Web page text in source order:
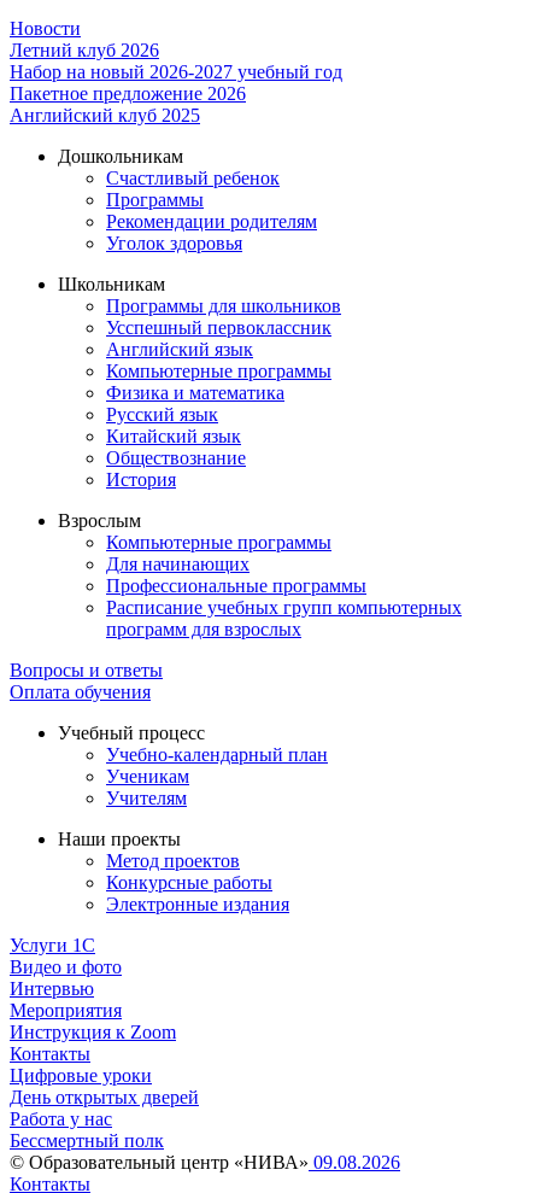
Новости
Летний клуб 2026
Набор на новый 2026-2027 учебный год
Пакетное предложение 2026
Английский клуб 2025
Дошкольникам
Счастливый ребенок
Программы
Рекомендации родителям
Уголок здоровья
Школьникам
Программы для школьников
Усспешный первоклассник
Английский язык
Компьютерные программы
Физика и математика
Русский язык
Китайский язык
Обществознание
История
Взрослым
Компьютерные программы
Для начинающих
Профессиональные программы
Расписание учебных групп компьютерных
программ для взрослых
Вопросы и ответы
Оплата обучения
Учебный процесс
Учебно-календарный план
Ученикам
Учителям
Наши проекты
Метод проектов
Конкурсные работы
Электронные издания
Услуги 1C
Видео и фото
Интервью
Мероприятия
Инструкция к Zoom
Контакты
Цифровые уроки
День открытых дверей
Работа у нас
Бессмертный полк
© Образовательный центр «НИВА» 09.08.2026
Контакты